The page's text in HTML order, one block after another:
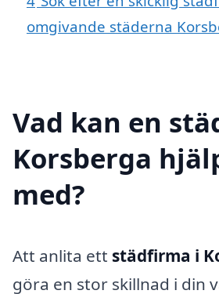
omgivande städerna
Vad kan en
Korsberga
med?
Att anlita ett städfirma i
göra en stor skillnad i din